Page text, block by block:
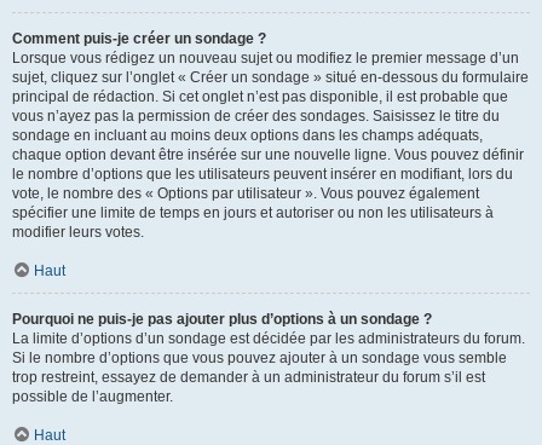
Comment puis-je créer un sondage ?
Lorsque vous rédigez un nouveau sujet ou modifiez le premier message d’un
sujet, cliquez sur l’onglet « Créer un sondage » situé en-dessous du formulaire
principal de rédaction. Si cet onglet n’est pas disponible, il est probable que
vous n’ayez pas la permission de créer des sondages. Saisissez le titre du
sondage en incluant au moins deux options dans les champs adéquats,
chaque option devant être insérée sur une nouvelle ligne. Vous pouvez définir
le nombre d’options que les utilisateurs peuvent insérer en modifiant, lors du
vote, le nombre des « Options par utilisateur ». Vous pouvez également
spécifier une limite de temps en jours et autoriser ou non les utilisateurs à
modifier leurs votes.
Haut
Pourquoi ne puis-je pas ajouter plus d’options à un sondage ?
La limite d’options d’un sondage est décidée par les administrateurs du forum.
Si le nombre d’options que vous pouvez ajouter à un sondage vous semble
trop restreint, essayez de demander à un administrateur du forum s’il est
possible de l’augmenter.
Haut